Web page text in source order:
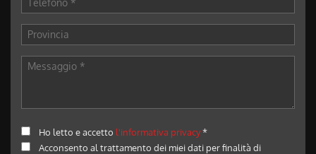
Ho letto e accetto l'informativa privacy*
Acconsento al trattamento dei miei dati per finalità di